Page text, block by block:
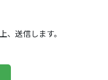
、送信します。